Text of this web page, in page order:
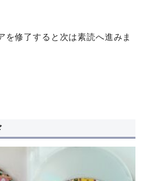
を修了すると次は素読へ進みま